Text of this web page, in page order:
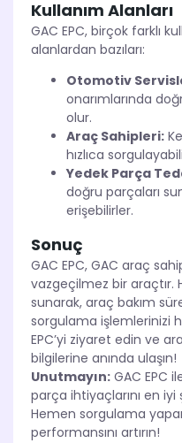
Kullanım Alanları
GAC EPC, birçok farklı
alanlardan bazıları:
Otomotiv
onarımlarında
olur.
Araç Sahipleri:
hızlıca
Yedek Parça
doğru parçaları
erişebilirler.
Sonuç
GAC EPC, GAC araç
vazgeçilmez bir araçtır.
sunarak, araç bakım
sorgulama işlemlerinizi
EPC’yi ziyaret edin ve
bilgilerine anında ulaşın!
Unutmayın: GAC EPC
parça ihtiyaçlarını en iyi
Hemen sorgulama
performansını artırın!